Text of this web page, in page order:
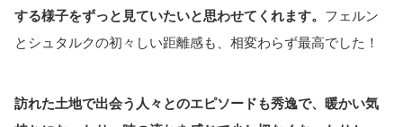
する様子をずっと見ていたいと思わせてくれます。 フェルン
とシュタルクの初々しい距離感も、相変わらず最高でした！
訪れた土地で出会う人々とのエピソードも秀逸で、暖かい気